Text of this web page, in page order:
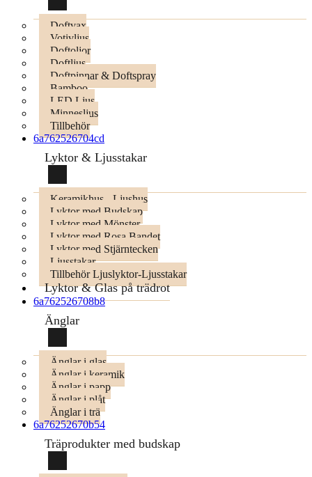
Doftvax
Votivljus
Doftoljor
Doftljus
Doftpinnar & Doftspray
Bamboo
LED Ljus
Minnesljus
Tillbehör
6a762526704cd
Lyktor & Ljusstakar
Keramikhus - Ljushus
Lyktor med Budskap
Lyktor med Mönster
Lyktor med Rosa Bandet
Lyktor med Stjärntecken
Ljusstakar
Tillbehör Ljuslyktor-Ljusstakar
Lyktor & Glas på trädrot
6a762526708b8
Änglar
Änglar i glas
Änglar i keramik
Änglar i papp
Änglar i plåt
Änglar i trä
6a76252670b54
Träprodukter med budskap